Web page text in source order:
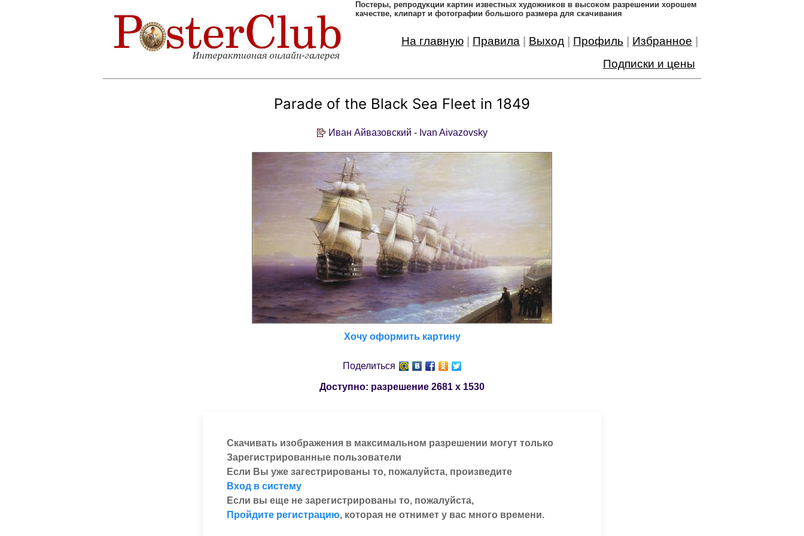
Постеры, pепродукции картин известных художников в высоком разрешении хорошем
качестве, клипарт и фотографии большого размера для скачивания
На главную Правила Выход Профиль Избранное
Подписки и цены
Parade of the Black Sea Fleet in 1849
Иван Айвазовский - Ivan Aivazovsky
Хочу оформить картину
Поделиться
Доступно: разрешение 2681 x 1530
Скачивать изображения в максимальном разрешении могут только
Зарегистрированные пользователи
Если Вы уже загестрированы то, пожалуйста, произведите
Вход в систему
Если вы еще не зарегистрированы то, пожалуйста,
Пройдите регистрацию, которая не отнимет у вас много времени.